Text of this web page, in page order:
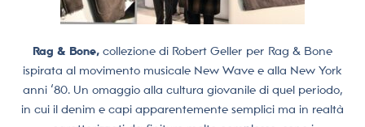
Rag & Bone, collezione di Robert Geller per Rag & Bone
ispirata al movimento musicale New Wave e alla New York
anni ‘80. Un omaggio alla cultura giovanile di quel periodo,
in cui il denim e capi apparentemente semplici ma in realtà